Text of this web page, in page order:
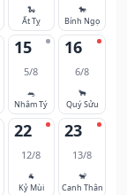
🐍
Ất Tỵ
🐎
Bính Ngọ
15
5/8
🐀
Nhâm Tý
16
6/8
🐂
Quý Sửu
22
12/8
🐐
Kỷ Mùi
23
13/8
🐒
Canh Thân